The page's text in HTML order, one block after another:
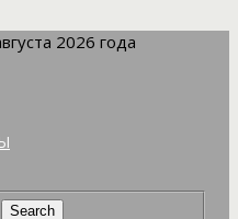
2026 года